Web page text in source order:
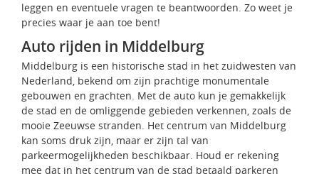
leggen en eventuele vragen te beantwoorden. Zo weet je
precies waar je aan toe bent!
Auto rijden in Middelburg
Middelburg is een historische stad in het zuidwesten van
Nederland, bekend om zijn prachtige monumentale
gebouwen en grachten. Met de auto kun je gemakkelijk
de stad en de omliggende gebieden verkennen, zoals de
mooie Zeeuwse stranden. Het centrum van Middelburg
kan soms druk zijn, maar er zijn tal van
parkeermogelijkheden beschikbaar. Houd er rekening
mee dat in het centrum van de stad betaald parkeren